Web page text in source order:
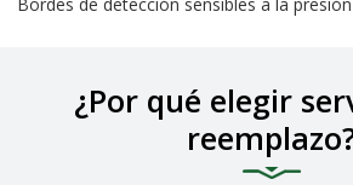
Bordes de detección sensibles a la presión
¿Por qué elegir